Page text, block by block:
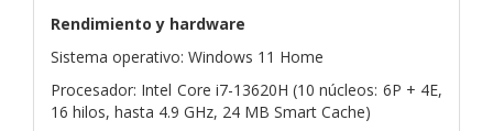
Rendimiento y hardware
Sistema operativo: Windows 11 Home
Procesador: Intel Core i7-13620H (10 núcleos: 6P + 4E,
16 hilos, hasta 4.9 GHz, 24 MB Smart Cache)